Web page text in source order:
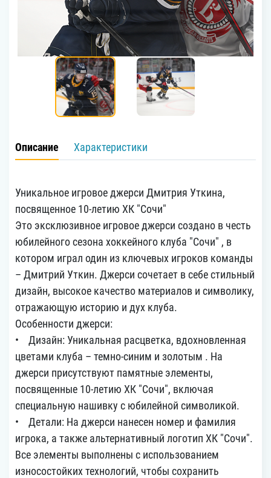
Описание Характеристики
Уникальное игровое джерси Дмитрия Уткина,
посвященное 10-летию ХК "Сочи"
Это эксклюзивное игровое джерси создано в честь
юбилейного сезона хоккейного клуба "Сочи" , в
котором играл один из ключевых игроков команды
– Дмитрий Уткин. Джерси сочетает в себе стильный
дизайн, высокое качество материалов и символику,
отражающую историю и дух клуба.
Особенности джерси:
• Дизайн: Уникальная расцветка, вдохновленная
цветами клуба – темно-синим и золотым . На
джерси присутствуют памятные элементы,
посвященные 10-летию ХК "Сочи", включая
специальную нашивку с юбилейной символикой.
• Детали: На джерси нанесен номер и фамилия
игрока, а также альтернативный логотип ХК "Сочи".
Все элементы выполнены с использованием
износостойких технологий, чтобы сохранить